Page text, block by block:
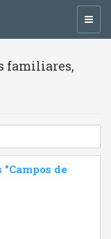
familiares,
de